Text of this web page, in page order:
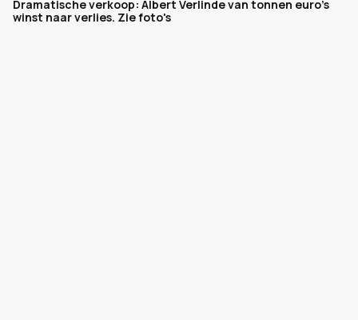
Dramatische verkoop: Albert Verlinde van tonnen euro's
winst naar verlies. Zie foto's